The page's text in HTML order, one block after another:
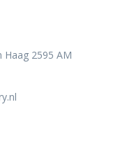
Haag 2595 AM